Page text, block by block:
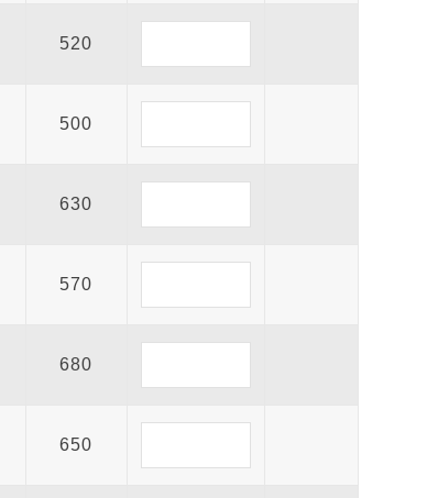
520
500
630
570
680
650